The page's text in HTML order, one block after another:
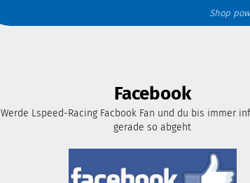
Shop
Facebook
Werde Lspeed-Racing Facbook Fan und du bis immer
gerade so abgeht